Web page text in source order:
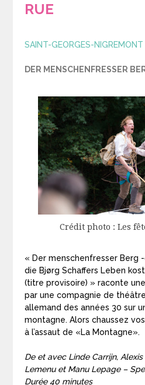
RUE
SAINT-GEORGES-NIGREMONT
DER MENSCHENFRESSER
Crédit photo : Les
« Der menschenfresser Berg
die Bjørg Schaffers Leben
(titre provisoire) » raconte
par une compagnie de
allemand des années 30 sur
montagne. Alors chaussez
à l’assaut de «La Montagne».
De et avec Linde Carrijn,
Lemenu et Manu Lepage –
Durée 40 minutes